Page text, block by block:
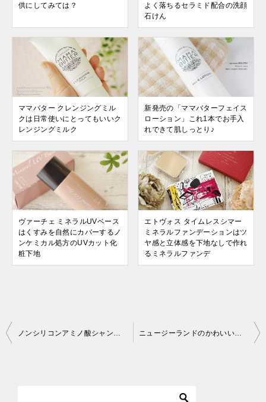
供にしてみては？
よく落ちるセラミド配合の洗顔
石けん
ママバター クレンジングミル
クは日常使いにとってもいいク
レンジングミルク
新発売の「ママバターフェイス
ローション」これ1本でお手入
れできて肌しっとり♪
ヴァーチェ ミネラルUVベース
はくすみを自然にカバーするノ
ンケミカル処方のUVカット化
粧下地
エトヴォス タイムレスシマー
ミネラルファンデーションはツ
ヤ感と立体感を下地なしで作れ
るミネラルファンデ
投
ノンシリコンアミノ酸シャンプー「mogans（モーガンス）」くせ毛＆乾燥毛がサラッとしっとりまとまります ニュージーランドのかわいいソープ（マヌカ・キウイ・天然泥）見た目も使用感もお気に入り♪